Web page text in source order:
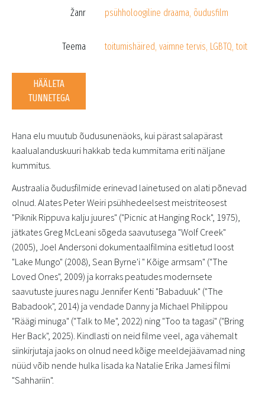
Žanr psühholoogiline draama, õudusfilm
Teema toitumishäired,vaimne tervis, LGBTQ,toit
HÄÄLETA
TUNNETEGA
Hana elu muutub õudusunenäoks, kui pärast salapärast
kaalualanduskuuri hakkab teda kummitama eriti näljane
kummitus.
Austraalia õudusfilmide erinevad lainetused on alati põnevad
olnud. Alates Peter Weiri psühhedeelsest meistriteosest
"Piknik Rippuva kalju juures" ("Picnic at Hanging Rock", 1975),
jätkates Greg McLeani sõgeda saavutusega "Wolf Creek"
(2005), Joel Andersoni dokumentaalfilmina esitletud loost
"Lake Mungo" (2008), Sean Byrne'i " Kõige armsam" ("The
Loved Ones", 2009) ja korraks peatudes modernsete
saavutuste juures nagu Jennifer Kenti "Babaduuk" ("The
Babadook", 2014) ja vendade Danny ja Michael Philippou
"Räägi minuga" ("Talk to Me", 2022) ning "Too ta tagasi" ("Bring
Her Back", 2025). Kindlasti on neid filme veel, aga vähemalt
siinkirjutaja jaoks on olnud need kõige meeldejäävamad ning
nüüd võib nende hulka lisada ka Natalie Erika Jamesi filmi
"Sahhariin".